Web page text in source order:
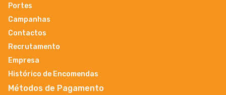
Portes
Campanhas
Contactos
Recrutamento
Empresa
Histórico de Encomendas
Métodos de Pagamento